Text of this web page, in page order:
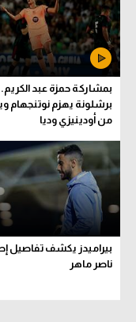
بمشاركة حمزة عبد
برشلونة يهزم نوتنجهام
من أودينيزي وديا
بيراميدز يكشف تفاصيل
ناصر ماهر